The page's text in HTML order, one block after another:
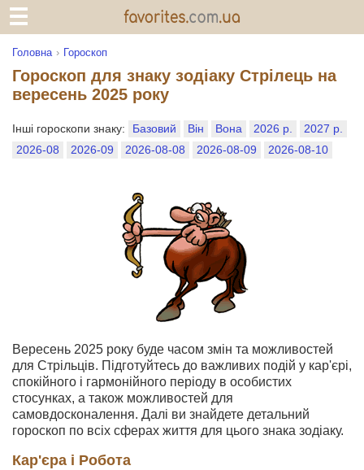
Головна Гороскоп
Гороскоп для знаку зодіаку Стрілець на
вересень 2025 року
Інші гороскопи знаку: Базовий Він Вона 2026 р.
2027 р.
2026-08
2026-09 2026-08-08 2026-08-09 2026-08-10
Вересень 2025 року буде часом змін та можливостей
для Стрільців. Підготуйтесь до важливих подій у кар'єрі,
спокійного і гармонійного періоду в особистих
стосунках, а також можливостей для
самовдосконалення. Далі ви знайдете детальний
гороскоп по всіх сферах життя для цього знака зодіаку.
Кар'єра і Робота